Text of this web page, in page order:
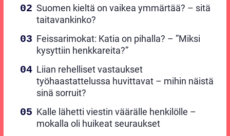
Suomen kieltä on vaikea ymmärtää? – sitä
taitavankinko?
Feissarimokat: Katia on pihalla? – ”Miksi
kysyttiin henkkareita?”
Liian rehelliset vastaukset
työhaastattelussa huvittavat – mihin näistä
sinä sorruit?
Kalle lähetti viestin väärälle henkilölle –
mokalla oli huikeat seuraukset